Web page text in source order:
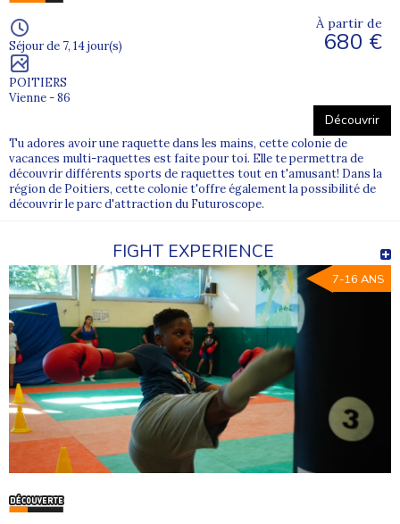
Séjour de 7, 14 jour(s)
POITIERS
Vienne - 86
À partir de
680 €
Découvrir
Tu adores avoir une raquette dans les mains, cette colonie de
vacances multi-raquettes est faite pour toi. Elle te permettra de
découvrir différents sports de raquettes tout en t'amusant! Dans la
région de Poitiers, cette colonie t'offre également la possibilité de
découvrir le parc d'attraction du Futuroscope.
FIGHT EXPERIENCE
7-16 ANS